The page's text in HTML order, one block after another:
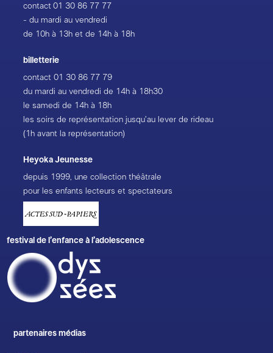
contact01 30 86 77 77
- du mardi au vendredi
de 10h à 13h et de 14h à 18h
billetterie
contact01 30 86 77 79
du mardi au vendredi de 14h à 18h30
le samedi de 14h à 18h
les soirs de représentation jusqu’au lever de rideau
(1h avant la représentation)
Heyoka Jeunesse
depuis 1999, une collection théâtrale
pour les enfants lecteurs et spectateurs
festival de l’enfance à l’adolescence
partenaires médias